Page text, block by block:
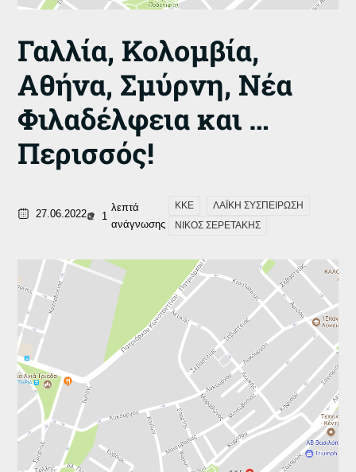
Γαλλία, Κολομβία,
Αθήνα, Σμύρνη, Νέα
Φιλαδέλφεια και …
Περισσός!
27.06.2022 1
λεπτά
ανάγνωσης
ΚΚΕ
ΛΑΪΚΗ ΣΥΣΠΕΙΡΩΣΗ
ΝΙΚΟΣ ΣΕΡΕΤΑΚΗΣ